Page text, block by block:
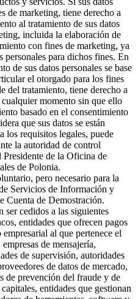
de marketing, tiene derecho a
al tratamiento de sus datos
incluida la elaboración de
con fines de marketing, ya
personales para dichos fines. En
de sus datos personales se base
el otorgado para los fines
del tratamiento, tiene derecho a
momento sin que ello
basado en el consentimiento
que sus datos se están
los requisitos legales, puede
la autoridad de control
Presidente de la Oficina de
de Polonia.
pero necesario para la
Servicios de Información y
Cuenta de Demostración.
ser cedidos a las siguientes
entidades que ofrecen pagos
al que pertenece el
de mensajería,
de supervisión, autoridades
de datos de mercado,
de prevención del fraude y de
entidades que gestionan